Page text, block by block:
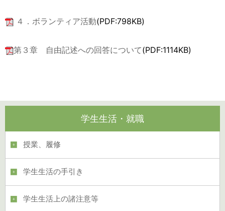
４．ボランティア活動(PDF:798KB)
第３章 自由記述への回答について(PDF:1114KB)
学生生活・就職
授業、履修
学生生活の手引き
学生生活上の諸注意等